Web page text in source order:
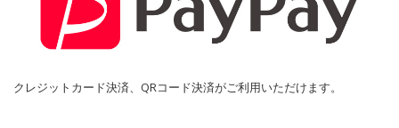
クレジットカード決済、QRコード決済がご利用いただけます。